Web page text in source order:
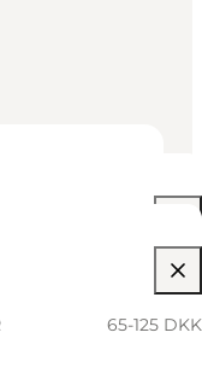
65-125 DKK